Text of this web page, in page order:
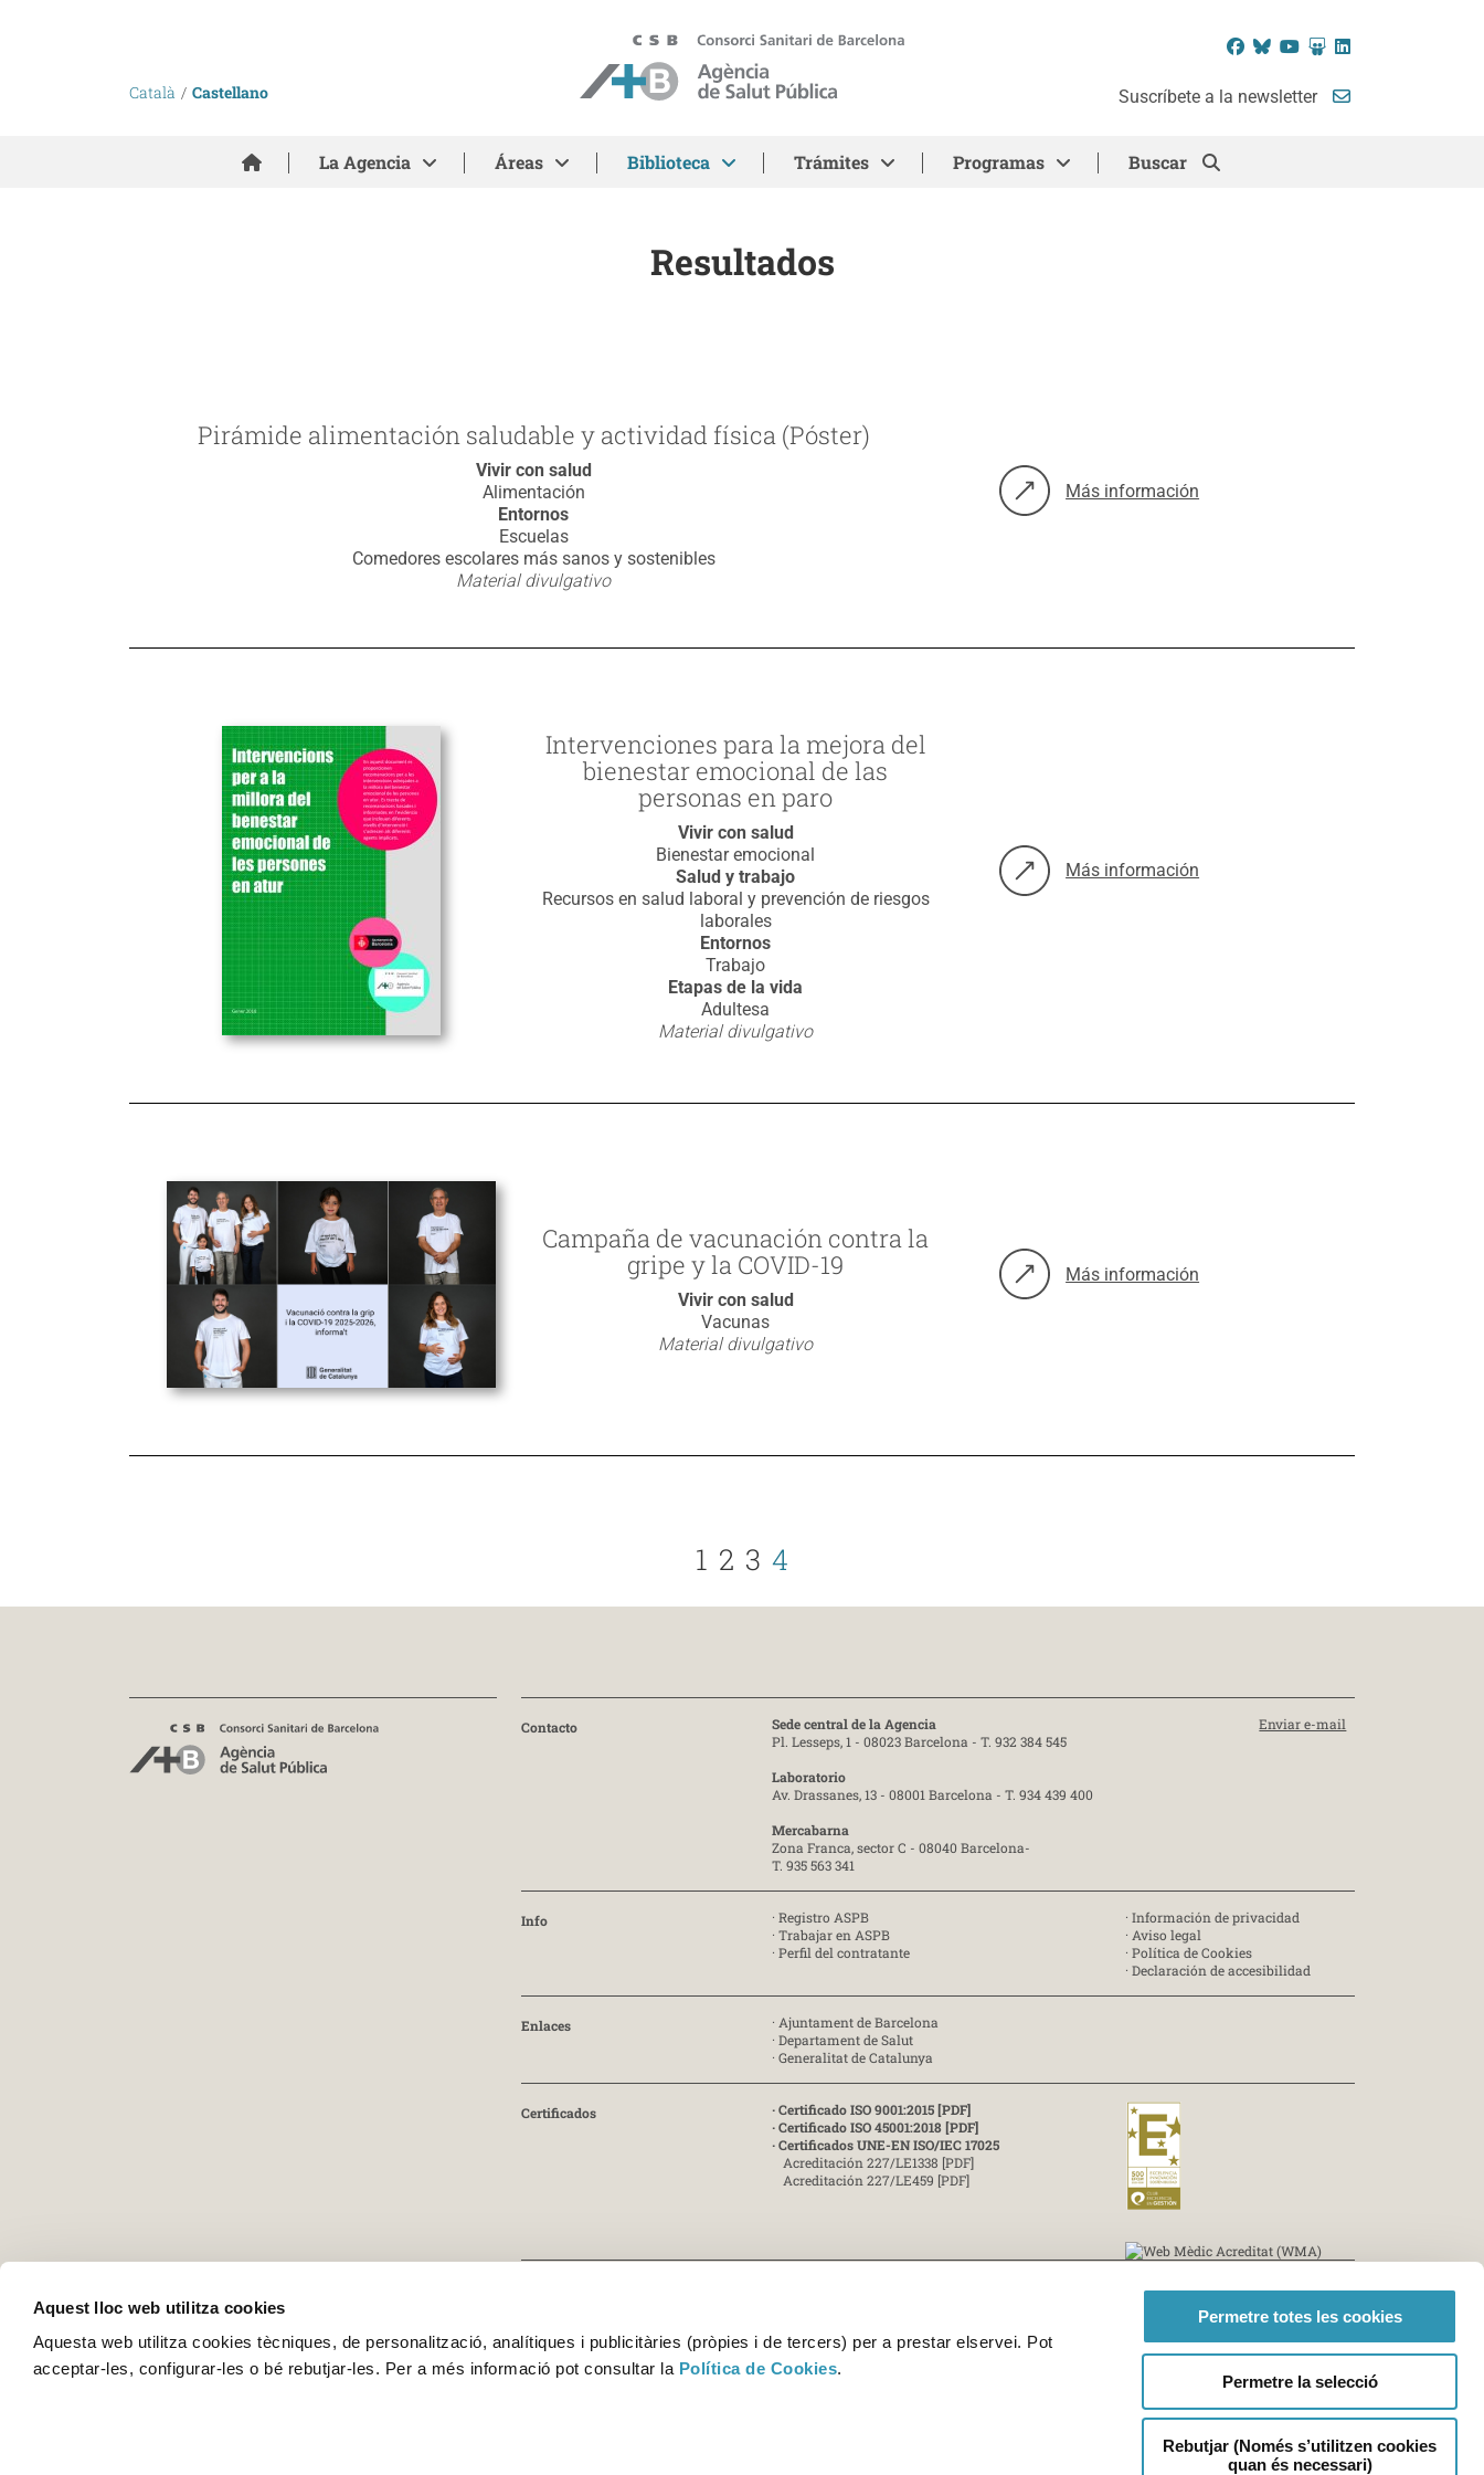
Aquest lloc web utilitza cookies
Aquesta web utilitza cookies tècniques, de personalització, analítiques i publicitàries (pròpies i de tercers) per a prestar elservei. Pot
acceptar-les, configurar-les o bé rebutjar-les. Per a més informació pot consultar la Política de Cookies.
Permetre totes les cookies
Permetre la selecció
Rebutjar (Només s’utilitzen cookies
quan és necessari)
Català Castellano
Facebook
BlueskyYouTube
SlideShare
LinkedIn
Suscríbete a la newsletter
Inici La Agencia Áreas Biblioteca Trámites Programas Buscar
Resultados
Pirámide alimentación saludable y actividad física (Póster)
Vivir con salud
Alimentación
Entornos
Escuelas
Comedores escolares más sanos y sostenibles
Material divulgativo
Más información
sobre: Pirámide alimentación saludable y actividad física
Intervenciones para la mejora del
bienestar emocional de las
personas en paro
Vivir con salud
Bienestar emocional
Salud y trabajo
Recursos en salud laboral y prevención de riesgos
laborales
Entornos
Trabajo
Etapas de la vida
Adultesa
Material divulgativo
Más información
sobre: Intervenciones para la mejora del bienestar emocional
Campaña de vacunación contra la
gripe y la COVID-19
Vivir con salud
Vacunas
Material divulgativo
Más información
sobre: Campaña de vacunación contra la gripe y la COVID-19
1 2 3 4
Contacto
Sede central de la Agencia
Pl. Lesseps, 1 - 08023 Barcelona - T. 932 384 545
Laboratorio
Av. Drassanes, 13 - 08001 Barcelona - T. 934 439 400
Mercabarna
Zona Franca, sector C - 08040 Barcelona-
T. 935 563 341
Enviar e-mail
Info · Registro ASPB
· Trabajar en ASPB
· Perfil del contratante
· Información de privacidad
· Aviso legal
· Política de Cookies
· Declaración de accesibilidad
Enlaces · Ajuntament de Barcelona
· Departament de Salut
· Generalitat de Catalunya
Certificados
· Certificado ISO 9001:2015 [PDF]
· Certificado ISO 45001:2018 [PDF]
· Certificados UNE-EN ISO/IEC 17025
Acreditación 227/LE1338 [PDF]
Acreditación 227/LE459 [PDF]